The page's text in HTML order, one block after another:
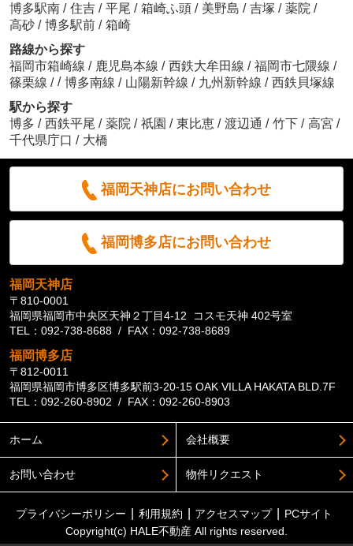
博多駅南 / 住吉 / 平尾 / 箱崎ふ頭 / 美野島 / 吉塚 / 薬院 /
高砂 / 博多駅前 / 箱崎
路線から探す
福岡市箱崎線 / 鹿児島本線 / 西鉄大牟田線 / 福岡市七隈線 /
篠栗線 / / 博多南線 / 山陽新幹線 / 九州新幹線 / 西鉄貝塚線
駅から探す
博多 / 西鉄平尾 / 薬院 / 祇園 / 東比恵 / 渡辺通 / 竹下 / 高宮 /
千代県庁口 / 大橋
福岡天神店にお問い合わせ
福岡博多店にお問い合わせ
福岡天神店
〒810-0001
福岡県福岡市中央区天神２丁目4-12 コスモ天神 402号室
TEL：092-738-8688 / FAX：092-738-8689
福岡博多店
〒812-0011
福岡県福岡市博多区博多駅前3-20-15 OAK VILLA HAKATA BLD.7F
TEL：092-260-8902 / FAX：092-260-8903
ホーム 会社概要
お問い合わせ 物件リクエスト
プライバシーポリシー 利用規約 アクセスマップ
PCサイト
Copyright(c) HALE不動産 All rights reserved.